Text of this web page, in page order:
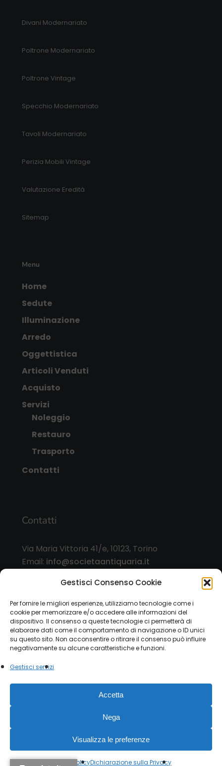
Gestisci Consenso Cookie
Per fornire le migliori esperienze, utilizziamo tecnologie come i
cookie per memorizzare e/o accedere alle informazioni del
dispositivo. Il consenso a queste tecnologie ci permetterà di
elaborare dati come il comportamento di navigazione o ID unici
su questo sito. Non acconsentire o ritirare il consenso può influire
negativamente su alcune caratteristiche e funzioni.
Gestisci servizi
Accetta
Nega
Visualizza le preferenze
Cookie PolicyDichiarazione sulla Privacy
Divani Modernariato
Poltrone Modernariato
Poltrone Vintage
Specchio Modernariato
Tavoli Modernariato
Perizia Mobili Vintage
Valutazione Eredità
Sitemap
Menu
Home
Sedute
Illuminazione
Arredo
Oggettistica
Articoli Venduti
Acquisto
Servizi
Noleggio
Restauro
Trasporto
Contatti
Contatti
Via Maria Vittoria 41/e, 10123, Torino
Email: info@societaantiquaria.it
Orari:
dal lunedì al sabato, 9.00/13.00 – 15.30/19.30, o
su appuntamento
© 2026 Società Antiquaria. - P.IVA 12151470015 |
instagram